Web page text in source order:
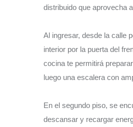
distribuido que aprovecha
Al ingresar, desde la calle
interior por la puerta del
cocina te permitirá
luego una escalera con
En el segundo piso, se
descansar y recargar